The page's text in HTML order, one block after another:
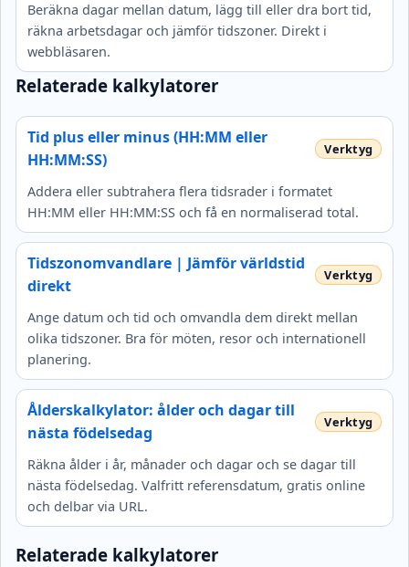
Beräkna dagar mellan datum, lägg till eller dra bort tid,
räkna arbetsdagar och jämför tidszoner. Direkt i
webbläsaren.
Relaterade kalkylatorer
Tid plus eller minus (HH:MM eller
HH:MM:SS)
Addera eller subtrahera flera tidsrader i formatet
HH:MM eller HH:MM:SS och få en normaliserad total.
Tidszonomvandlare | Jämför världstid
direkt
Ange datum och tid och omvandla dem direkt mellan
olika tidszoner. Bra för möten, resor och internationell
planering.
Ålderskalkylator: ålder och dagar till
nästa födelsedag
Räkna ålder i år, månader och dagar och se dagar till
nästa födelsedag. Valfritt referensdatum, gratis online
och delbar via URL.
Relaterade kalkylatorer